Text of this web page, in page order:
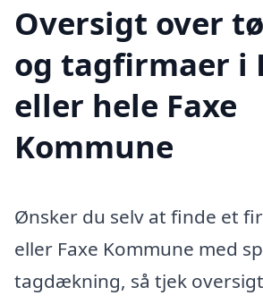
Oversigt over
og tagfirmaer i
eller hele Faxe
Kommune
Ønsker du selv at finde et
eller Faxe Kommune med
tagdækning, så tjek